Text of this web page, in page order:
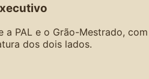
a PAL e o Grão-Mestrado, com
dos dois lados.